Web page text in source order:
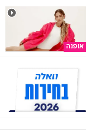
אופנה